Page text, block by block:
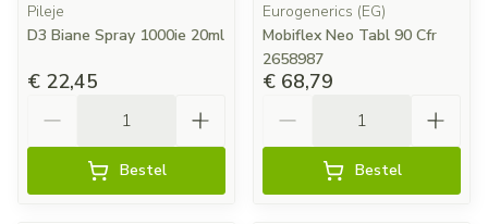
Pileje
D3 Biane Spray 1000ie 20ml
€ 22,45
Bestel
Eurogenerics (EG)
Mobiflex Neo Tabl 90 Cfr
2658987
€ 68,79
Bestel